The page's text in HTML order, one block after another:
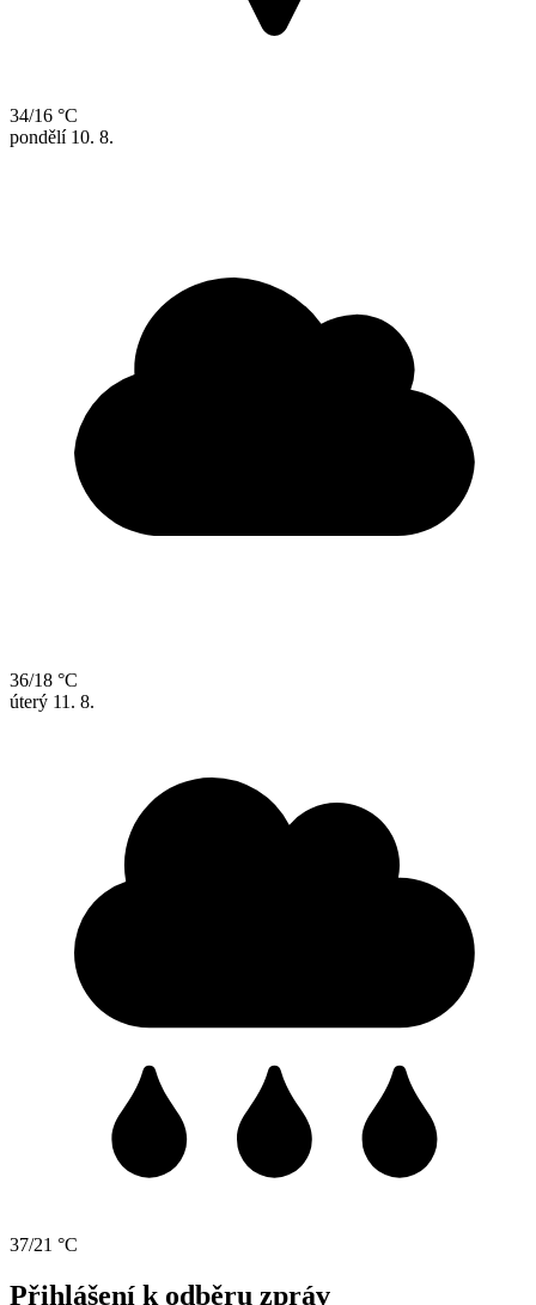
34/16 °C
pondělí 10. 8.
36/18 °C
úterý 11. 8.
37/21 °C
Přihlášení k odběru zpráv